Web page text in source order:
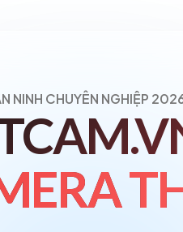
NINH CHUYÊN NGHIỆP